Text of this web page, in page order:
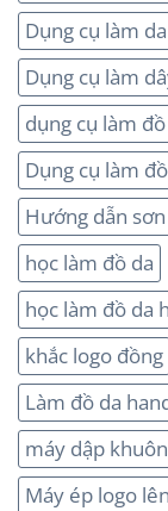
Dụng cụ làm
Dụng cụ làm
dụng cụ làm
Dụng cụ làm
Hướng dẫn
học làm đồ da
học làm đồ da
khắc logo đồng
Làm đồ da
máy dập
Máy ép logo